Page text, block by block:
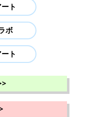
ト
ボ
ト